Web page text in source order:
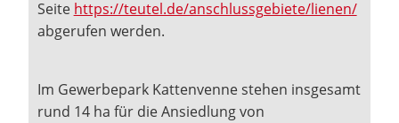
Seite https://teutel.de/anschlussgebiete/lienen/
abgerufen werden.
Im Gewerbepark Kattenvenne stehen insgesamt
rund 14 ha für die Ansiedlung von